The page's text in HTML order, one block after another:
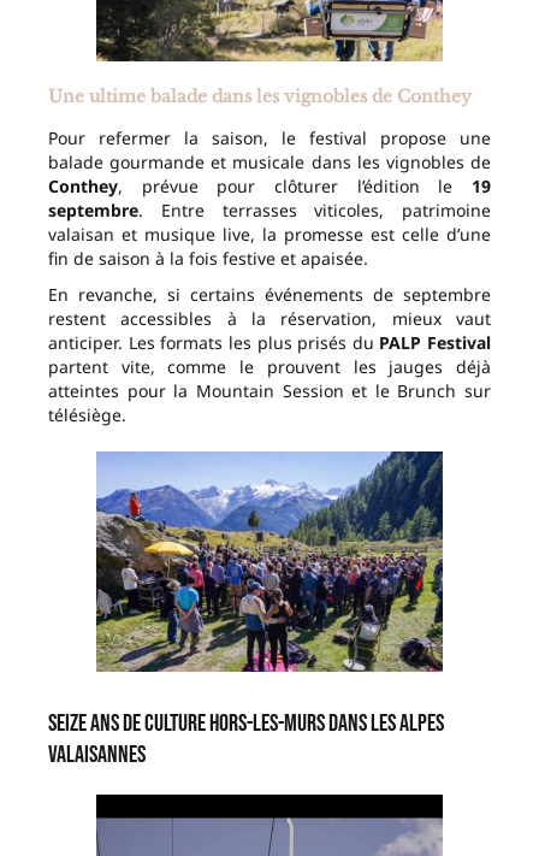
Une ultime balade dans les vignobles de Conthey
Pour refermer la saison, le festival propose une
balade gourmande et musicale dans les vignobles de
Conthey, prévue pour clôturer l’édition le 19
septembre. Entre terrasses viticoles, patrimoine
valaisan et musique live, la promesse est celle d’une
fin de saison à la fois festive et apaisée.
En revanche, si certains événements de septembre
restent accessibles à la réservation, mieux vaut
anticiper. Les formats les plus prisés du PALP Festival
partent vite, comme le prouvent les jauges déjà
atteintes pour la Mountain Session et le Brunch sur
télésiège.
Seize ans de culture hors-les-murs dans les Alpes
valaisannes